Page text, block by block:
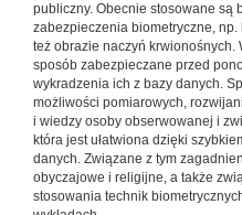
publiczny. Obecnie stosowane są
zabezpieczenia biometryczne,
też obrazie naczyń krwionośnych.
sposób zabezpieczane przed
wykradzenia ich z bazy danych.
możliwości pomiarowych,
i wiedzy osoby obserwowanej i
która jest ułatwiona dzięki
danych. Związane z tym
obyczajowe i religijne, a także
stosowania technik